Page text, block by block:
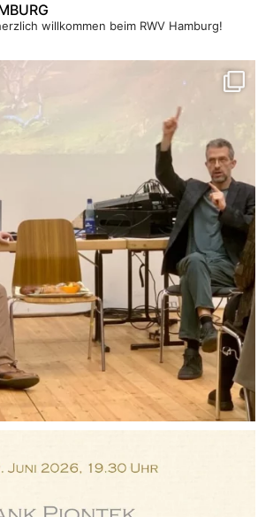
willkommen beim RWV Hamburg!